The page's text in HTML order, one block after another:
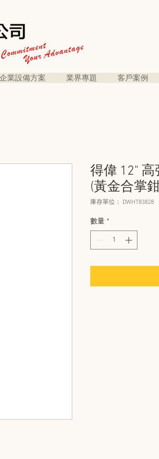
企業設備方案 業界專題 客戶案例
得偉 12"
(黃金合掌
庫存單位： DWHT83828
數量 *